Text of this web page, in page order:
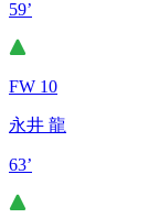
59’
FW 10
永井 龍
63’